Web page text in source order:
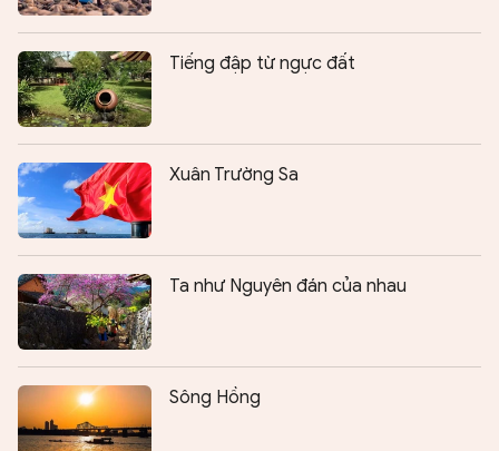
Tiếng đập từ ngực đất
Xuân Trường Sa
Ta như Nguyên đán của nhau
Sông Hồng